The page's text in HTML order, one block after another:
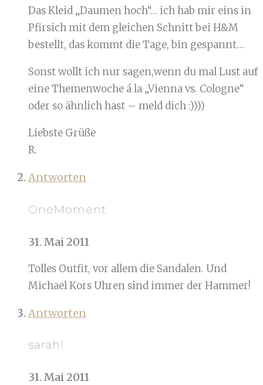
Das Kleid „Daumen hoch“… ich hab mir eins in
Pfirsich mit dem gleichen Schnitt bei H&M
bestellt, das kommt die Tage, bin gespannt…
Sonst wollt ich nur sagen,wenn du mal Lust auf
eine Themenwoche á la „Vienna vs. Cologne“
oder so ähnlich hast – meld dich :))))
Liebste Grüße
R.
Antworten
OneMoment
31. Mai 2011
Tolles Outfit, vor allem die Sandalen. Und
Michael Kors Uhren sind immer der Hammer!
Antworten
sarah!
31. Mai 2011